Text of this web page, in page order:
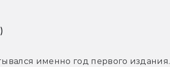
именно год первого издания.